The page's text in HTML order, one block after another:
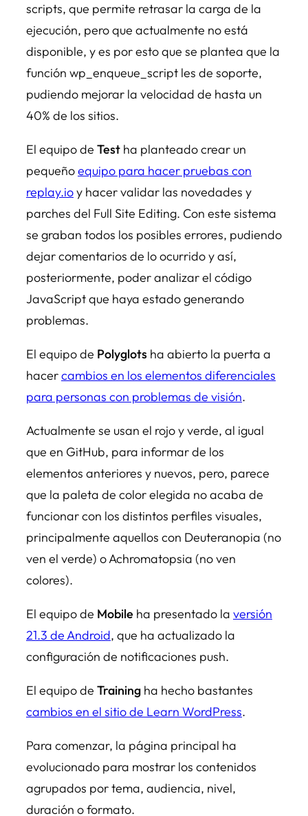
scripts, que permite retrasar la carga de la
ejecución, pero que actualmente no está
disponible, y es por esto que se plantea que la
función wp_enqueue_script les de soporte,
pudiendo mejorar la velocidad de hasta un
40% de los sitios.
El equipo de Test ha planteado crear un
pequeñoequipo para hacer pruebas con
replay.ioy hacer validar las novedades y
parches del Full Site Editing. Con este sistema
se graban todos los posibles errores, pudiendo
dejar comentarios de lo ocurrido y así,
posteriormente, poder analizar el código
JavaScript que haya estado generando
problemas.
El equipo de Polyglots ha abierto la puerta a
hacercambios en los elementos diferenciales
para personas con problemas de visión.
Actualmente se usan el rojo y verde, al igual
que en GitHub, para informar de los
elementos anteriores y nuevos, pero, parece
que la paleta de color elegida no acaba de
funcionar con los distintos perfiles visuales,
principalmente aquellos con Deuteranopia (no
ven el verde) o Achromatopsia (no ven
colores).
El equipo de Mobile ha presentado la versión
21.3 de Android, que ha actualizado la
configuración de notificaciones push.
El equipo de Training ha hecho bastantes
cambios en el sitio de Learn WordPress.
Para comenzar, la página principal ha
evolucionado para mostrar los contenidos
agrupados por tema, audiencia, nivel,
duración o formato.